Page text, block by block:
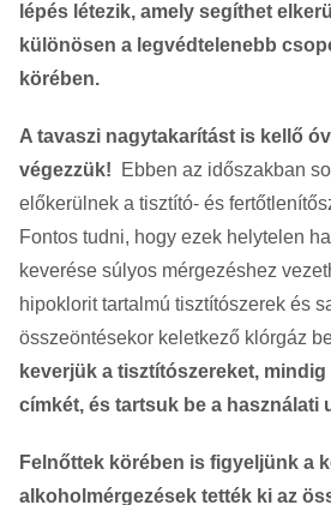
lépés létezik, amely segíthet
különösen a legvédtelenebb
körében.
A tavaszi nagytakarítást is kellő
végezzük!
Ebben az időszakban
előkerülnek a tisztító- és
Fontos tudni, hogy ezek helytelen
keverése súlyos mérgezéshez
hipoklorit tartalmú tisztítószerek és
összeöntésekor keletkező klórgáz
keverjük a tisztítószereket,
címkét, és tartsuk be a használati
Felnőttek körében is figyeljünk a
alkoholmérgezések tették ki az